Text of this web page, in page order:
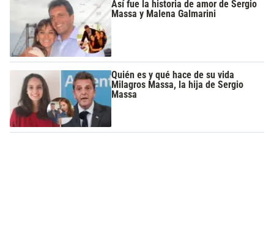
Así fue la historia de amor de Sergio
Massa y Malena Galmarini
Quién es y qué hace de su vida
Milagros Massa, la hija de Sergio
Massa